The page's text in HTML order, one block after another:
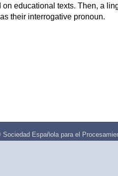
educational texts. Then, a
their interrogative pronoun.
Sociedad Española para el